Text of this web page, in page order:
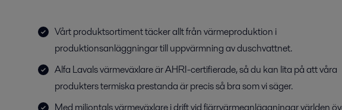
Vårt produktsortiment täcker allt från värmeproduktion i
produktionsanläggningar till uppvärmning av duschvattnet.
Alfa Lavals värmeväxlare är AHRI-certifierade, så du kan lita på att våra
produkters termiska prestanda är precis så bra som vi säger.